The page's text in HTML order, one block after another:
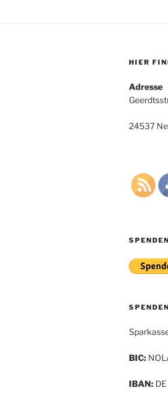
HIER
Adresse
24537
SPENDEN
BIC:
IBAN: